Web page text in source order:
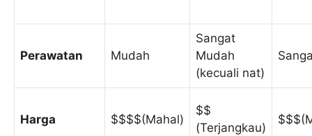
Perawatan Mudah
Sangat
Mudah
(kecuali nat)
Harga $$$$(Mahal)
$$
(Terjangkau)